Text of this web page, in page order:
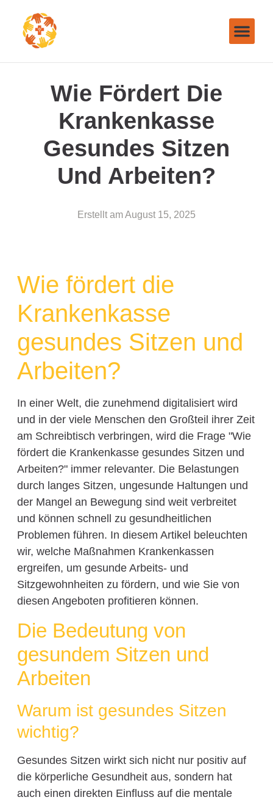
Wie Fördert Die
Krankenkasse
Gesundes Sitzen
Und Arbeiten?
Erstellt amAugust 15, 2025
Wie fördert die
Krankenkasse
gesundes Sitzen und
Arbeiten?
In einer Welt, die zunehmend digitalisiert wird
und in der viele Menschen den Großteil ihrer Zeit
am Schreibtisch verbringen, wird die Frage "Wie
fördert die Krankenkasse gesundes Sitzen und
Arbeiten?" immer relevanter. Die Belastungen
durch langes Sitzen, ungesunde Haltungen und
der Mangel an Bewegung sind weit verbreitet
und können schnell zu gesundheitlichen
Problemen führen. In diesem Artikel beleuchten
wir, welche Maßnahmen Krankenkassen
ergreifen, um gesunde Arbeits- und
Sitzgewohnheiten zu fördern, und wie Sie von
diesen Angeboten profitieren können.
Die Bedeutung von
gesundem Sitzen und
Arbeiten
Warum ist gesundes Sitzen
wichtig?
Gesundes Sitzen wirkt sich nicht nur positiv auf
die körperliche Gesundheit aus, sondern hat
auch einen direkten Einfluss auf die mentale